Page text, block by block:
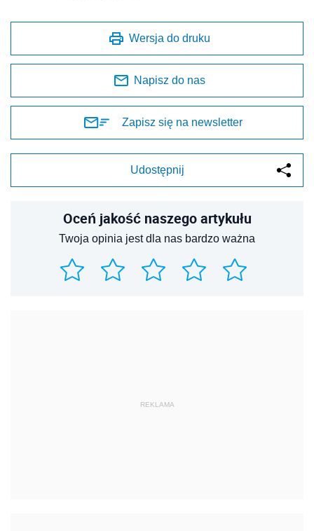
Wersja do druku
Napisz do nas
Zapisz się na newsletter
Udostępnij
Oceń jakość naszego artykułu
Twoja opinia jest dla nas bardzo ważna
REKLAMA